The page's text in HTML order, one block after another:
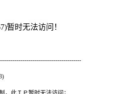
暂时无法访问！